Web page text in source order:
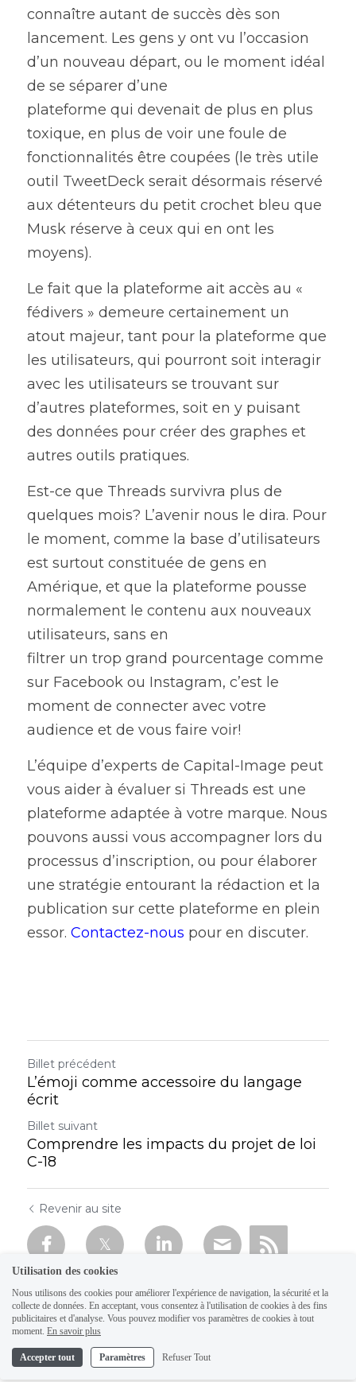
connaître autant de succès dès son
lancement. Les gens y ont vu l’occasion
d’un nouveau départ, ou le moment idéal
de se séparer d’une
plateforme qui devenait de plus en plus
toxique, en plus de voir une foule de
fonctionnalités être coupées (le très utile
outil TweetDeck serait désormais réservé
aux détenteurs du petit crochet bleu que
Musk réserve à ceux qui en ont les
moyens).
Le fait que la plateforme ait accès au «
fédivers » demeure certainement un
atout majeur, tant pour la plateforme que
les utilisateurs, qui pourront soit interagir
avec les utilisateurs se trouvant sur
d’autres plateformes, soit en y puisant
des données pour créer des graphes et
autres outils pratiques.
Est-ce que Threads survivra plus de
quelques mois? L’avenir nous le dira. Pour
le moment, comme la base d’utilisateurs
est surtout constituée de gens en
Amérique, et que la plateforme pousse
normalement le contenu aux nouveaux
utilisateurs, sans en
filtrer un trop grand pourcentage comme
sur Facebook ou Instagram, c’est le
moment de connecter avec votre
audience et de vous faire voir!
L’équipe d’experts de Capital-Image peut
vous aider à évaluer si Threads est une
plateforme adaptée à votre marque. Nous
pouvons aussi vous accompagner lors du
processus d’inscription, ou pour élaborer
une stratégie entourant la rédaction et la
publication sur cette plateforme en plein
essor. Contactez-nous pour en discuter.
Billet précédent
L’émoji comme accessoire du langage
écrit
Billet suivant
Comprendre les impacts du projet de loi
C-18
Revenir au site
Utilisation des cookies
Nous utilisons des cookies pour améliorer l'expérience de navigation, la sécurité et la
collecte de données. En acceptant, vous consentez à l'utilisation de cookies à des fins
publicitaires et d'analyse. Vous pouvez modifier vos paramètres de cookies à tout
moment. En savoir plus
Accepter tout Paramètres Refuser Tout